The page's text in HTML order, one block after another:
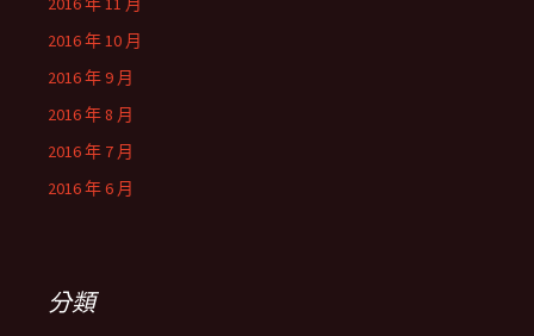
2016 年 10 月
2016 年 9 月
2016 年 8 月
2016 年 7 月
2016 年 6 月
分類